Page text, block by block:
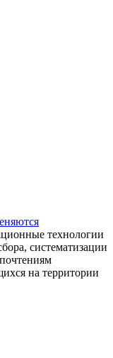
технологии
систематизации
на территории